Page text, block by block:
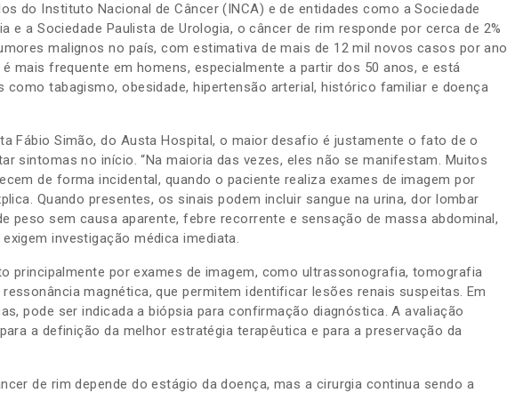
do Instituto Nacional de Câncer (INCA) e de entidades como a Sociedade
e a Sociedade Paulista de Urologia, o câncer de rim responde por cerca de 2%
malignos no país, com estimativa de mais de 12 mil novos casos por ano
mais frequente em homens, especialmente a partir dos 50 anos, e está
como tabagismo, obesidade, hipertensão arterial, histórico familiar e doença
Fábio Simão, do Austa Hospital, o maior desafio é justamente o fato de o
sintomas no início. “Na maioria das vezes, eles não se manifestam. Muitos
de forma incidental, quando o paciente realiza exames de imagem por
Quando presentes, os sinais podem incluir sangue na urina, dor lombar
peso sem causa aparente, febre recorrente e sensação de massa abdominal,
investigação médica imediata.
principalmente por exames de imagem, como ultrassonografia, tomografia
magnética, que permitem identificar lesões renais suspeitas. Em
pode ser indicada a biópsia para confirmação diagnóstica. A avaliação
a definição da melhor estratégia terapêutica e para a preservação da
de rim depende do estágio da doença, mas a cirurgia continua sendo a